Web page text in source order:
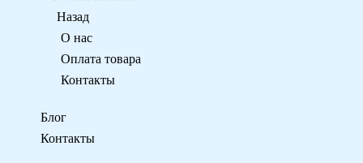
Назад
О нас
Оплата товара
Контакты
Блог
Контакты